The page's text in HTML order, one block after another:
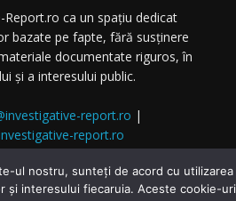
ca un spațiu dedicat
bazate pe fapte, fără susținere
documentate riguros, în
și a interesului public.
report.ro |
report.ro
Toate drepturile rezervate.
ul nostru, sunteți de acord cu
interesului fiecaruia. Aceste cookie-